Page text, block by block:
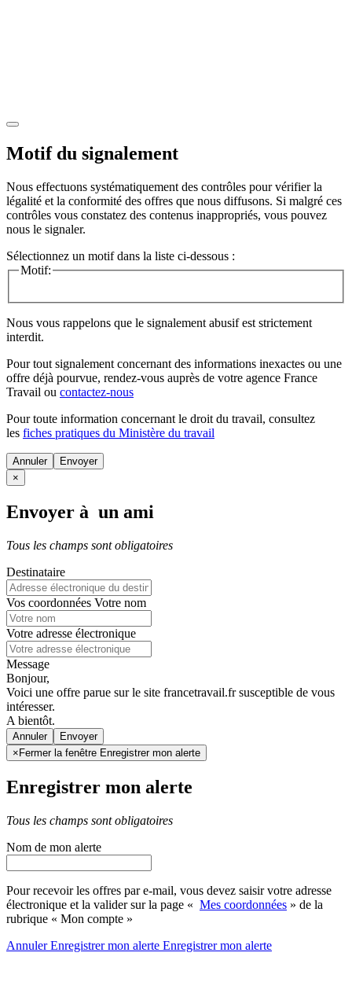
Motif du signalement
Nous effectuons systématiquement des contrôles pour vérifier la
légalité et la conformité des offres que nous diffusons. Si malgré ces
contrôles vous constatez des contenus inappropriés, vous pouvez
nous le signaler.
Sélectionnez un motif dans la liste ci-dessous :
Motif:
Nous vous rappelons que le signalement abusif est strictement
interdit.
Pour tout signalement concernant des informations inexactes ou une
offre déjà pourvue, rendez-vous auprès de votre agence France
Travail ou contactez-nous
Pour toute information concernant le droit du travail, consultez
les fiches pratiques du Ministère du travail
Annuler
×
Envoyer à un ami
Tous les champs sont obligatoires
Destinataire
Vos coordonnées Votre nom
Votre adresse électronique
Message
Bonjour,
Voici une offre parue sur le site francetravail.fr susceptible de vous
intéresser.
A bientôt.
Annuler
× Fermer la fenêtre Enregistrer mon alerte
Enregistrer mon alerte
Tous les champs sont obligatoires
Nom de mon alerte
Pour recevoir les offres par e-mail, vous devez saisir votre adresse
électronique et la valider sur la page « Mes coordonnées » de la
rubrique « Mon compte »
AnnulerEnregistrer mon alerte Enregistrermon alerte